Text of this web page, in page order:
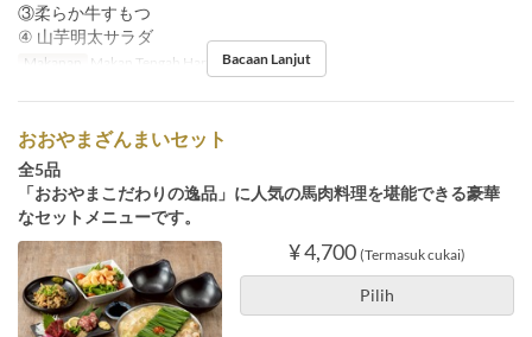
③柔らか牛すもつ
④ 山芋明太サラダ
Makanan Makan Tengah Hari, Makan Malam
Bacaan Lanjut
おおやまざんまいセット
全5品
「おおやまこだわりの逸品」に人気の馬肉料理を堪能できる豪華
なセットメニューです。
¥ 4,700 (Termasuk cukai)
Pilih